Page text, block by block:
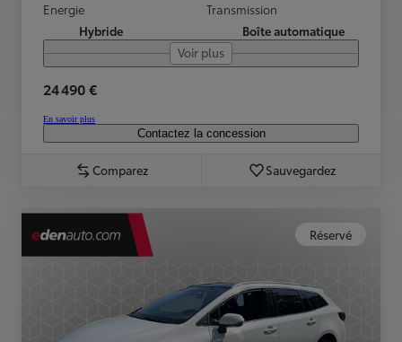
Energie
Hybride
Transmission
Boîte automatique
Voir plus
24 490 €
En savoir plus
Contactez la concession
Comparez Sauvegardez
Réservé